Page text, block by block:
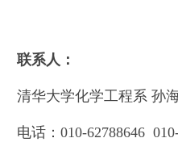
联系人：
清华大学化学工程系 孙
电话：010-62788646 010-